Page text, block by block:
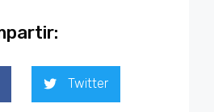
Twitter